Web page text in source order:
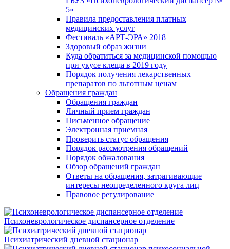
5»
Правила предоставления платных
медицинских услуг
Фестиваль «АРТ-ЭРА» 2018
Здоровый образ жизни
Куда обратиться за медицинской помощью
при укусе клеща в 2019 году
Порядок получения лекарственных
препаратов по льготным ценам
Обращения граждан
Обращения граждан
Личный прием граждан
Письменное обращение
Электронная приемная
Проверить статус обращения
Порядок рассмотрения обращений
Порядок обжалования
Обзор обращений граждан
Ответы на обращения, затрагивающие
интересы неопределенного круга лиц
Правовое регулирование
Психоневрологическое диспансерное отделение
Психиатрический дневной стационар